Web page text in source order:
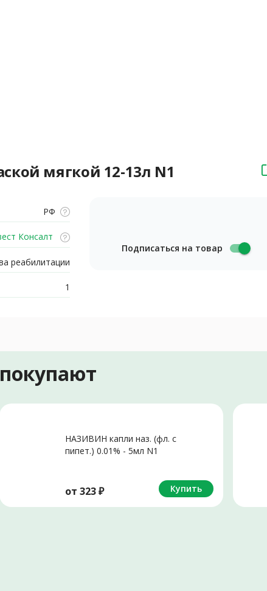
мягкой 12-13л N1
РФ
Консалт
реабилитации
1
Подписаться на товар
НАЗИВИН капли наз. (фл. с
пипет.) 0.01% - 5мл N1
от 323₽ Купить